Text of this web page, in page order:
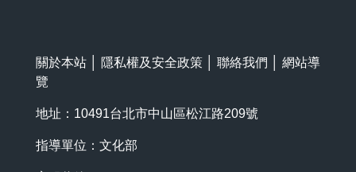
關於本站 隱私權及安全政策 聯絡我們
網站導
覽
地址：10491台北市中山區松江路209號
指導單位：文化部